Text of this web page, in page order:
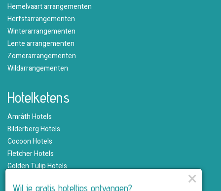
Hemelvaart arrangementen
Herfstarrangementen
Winterarrangementen
Lente arrangementen
Zomerarrangementen
Wildarrangementen
Hotelketens
Amrâth Hotels
Bilderberg Hotels
Cocoon Hotels
Fletcher Hotels
Golden Tulip Hotels
×
Wil je gratis hoteltips ontvangen?